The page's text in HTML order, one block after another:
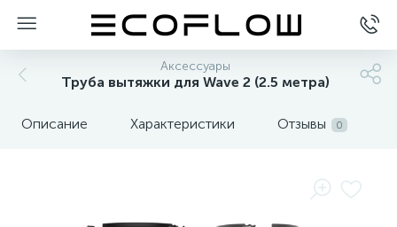
Аксессуары
Труба вытяжки для Wave 2 (2.5 метра)
Описание Характеристики Отзывы 0